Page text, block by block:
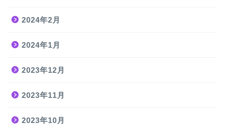
2024年2月
2024年1月
2023年12月
2023年11月
2023年10月